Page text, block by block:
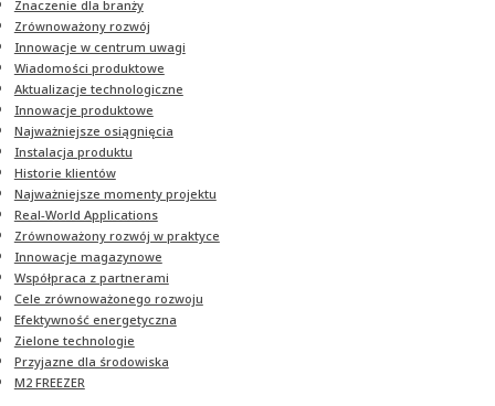
Znaczenie dla branży
Zrównoważony rozwój
Innowacje w centrum uwagi
Wiadomości produktowe
Aktualizacje technologiczne
Innowacje produktowe
Najważniejsze osiągnięcia
Instalacja produktu
Historie klientów
Najważniejsze momenty projektu
Real-World Applications
Zrównoważony rozwój w praktyce
Innowacje magazynowe
Współpraca z partnerami
Cele zrównoważonego rozwoju
Efektywność energetyczna
Zielone technologie
Przyjazne dla środowiska
M2 FREEZER